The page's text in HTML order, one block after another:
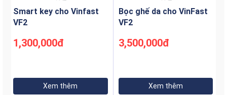
phun/xịt. Cồn có tính khử khi hít vào về lâu về dài sẽ có
của cồn cũng gây bạc màu nội thất, oxi-hoá nhựa nội
Smart key cho Vinfast
VF2
1,300,000đ
Xem thêm
Bọc ghế da cho VinFast
VF2
3,500,000đ
Xem thêm